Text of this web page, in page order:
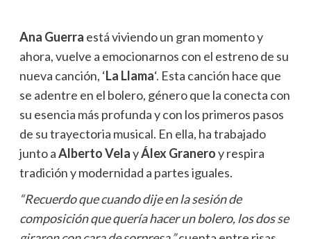
Ana Guerra está viviendo un gran momento y
ahora, vuelve a emocionarnos con el estreno de su
nueva canción, ‘La Llama‘. Esta canción hace que
se adentre en el bolero, género que la conecta con
su esencia más profunda y con los primeros pasos
de su trayectoria musical. En ella, ha trabajado
junto aAlberto VelayÁlex Graneroy respira
tradición y modernidad a partes iguales.
“Recuerdo que cuando dije en la sesión de
composición que quería hacer un bolero, los dos se